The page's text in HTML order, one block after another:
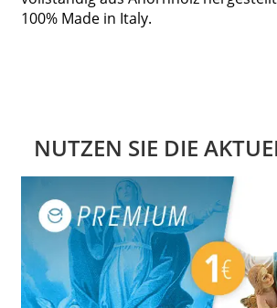
100% Made in Italy.
NUTZEN SIE DIE